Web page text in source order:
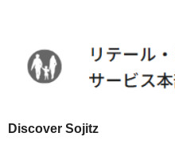
Discover Sojitz